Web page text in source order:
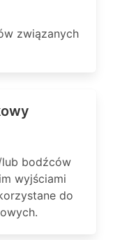
związanych
bodźców
wyjściami
do